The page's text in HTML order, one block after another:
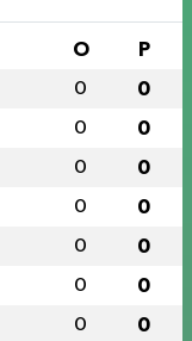
O P
0 0
0 0
0 0
0 0
0 0
0 0
0 0